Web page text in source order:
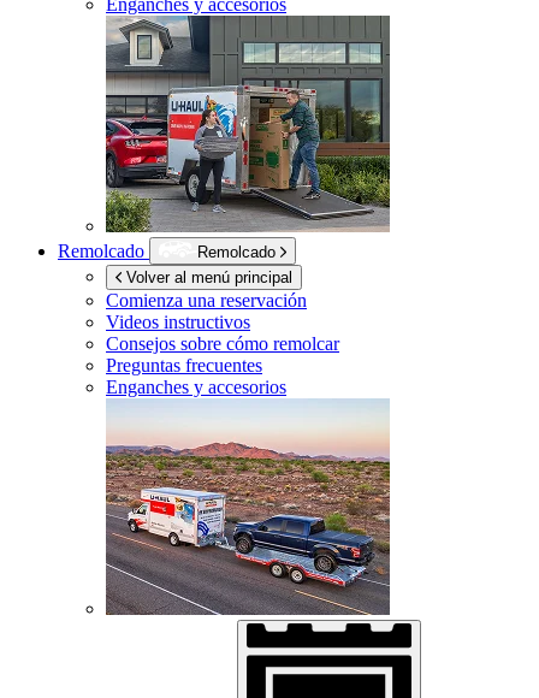
Enganches y accesorios
Remolcado
Remolcado
Volver al menú principal
Comienza una reservación
Videos instructivos
Consejos sobre cómo remolcar
Preguntas frecuentes
Enganches y accesorios